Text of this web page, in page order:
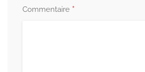
Commentaire *